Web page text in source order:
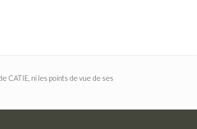
CATIE, ni les points de vue de ses